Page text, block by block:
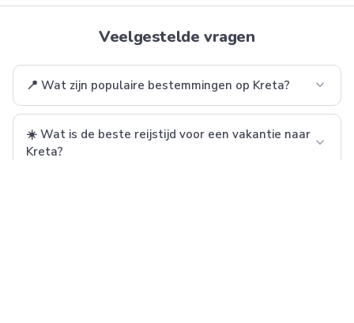
Veelgestelde vragen
📍 Wat zijn populaire bestemmingen op Kreta? expand_more
☀️ Wat is de beste reijstijd voor een vakantie naar
Kreta?
expand_more